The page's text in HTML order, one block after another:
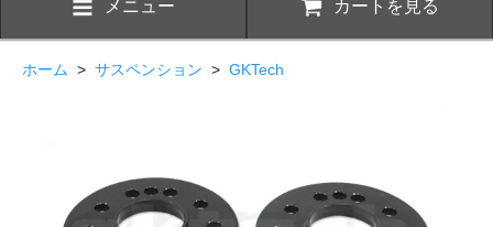
メニュー カートを見る
ホーム > サスペンション > GKTech